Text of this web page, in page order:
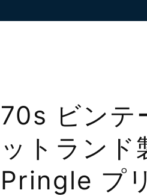
70s ビンテ
ットランド
Pringle プ